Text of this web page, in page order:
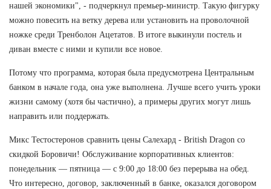
нашей экономики", - подчеркнул премьер-министр. Такую фигурку
можно повесить на ветку дерева или установить на проволочной
ножке среди Тренболон Ацетатов. В итоге выкинули постель и
диван вместе с ними и купили все новое.
Потому что программа, которая была предусмотрена Центральным
банком в начале года, она уже выполнена. Лучше всего учить уроки
жизни самому (хотя бы частично), а примеры других могут лишь
направить или поддержать.
Микс Тестостеронов сравнить цены Салехард - British Dragon со
скидкой Боровичи! Обслуживание корпоративных клиентов:
понедельник — пятница — с 9:00 до 18:00 без перерыва на обед.
Что интересно, договор, заключенный в банке, оказался договором